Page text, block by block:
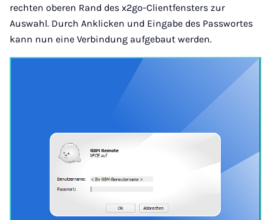
rechten oberen Rand des x2go-Clientfensters zur
Auswahl. Durch Anklicken und Eingabe des Passwortes
kann nun eine Verbindung aufgebaut werden.